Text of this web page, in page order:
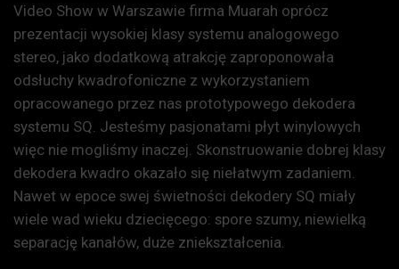
Video Show w Warszawie firma Muarah oprócz
prezentacji wysokiej klasy systemu analogowego
stereo, jako dodatkową atrakcję zaproponowała
odsłuchy kwadrofoniczne z wykorzystaniem
opracowanego przez nas prototypowego dekodera
systemu SQ. Jesteśmy pasjonatami płyt winylowych
więc nie mogliśmy inaczej. Skonstruowanie dobrej klasy
dekodera kwadro okazało się niełatwym zadaniem.
Nawet w epoce swej świetności dekodery SQ miały
wiele wad wieku dziecięcego: spore szumy, niewielką
separację kanałów, duże zniekształcenia.